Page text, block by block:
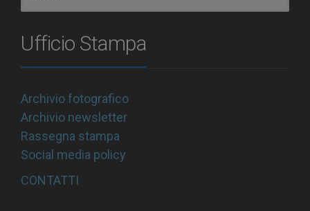
Ufficio Stampa
Archivio fotografico
Archivio newsletter
Rassegna stampa
Social media policy
CONTATTI